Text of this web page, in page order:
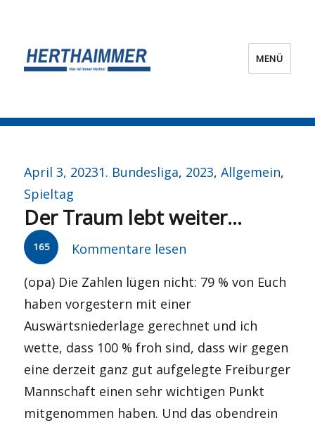
MENÜ
Veröffentlicht
am
April 3, 2023Kategorien
1. Bundesliga, 2023,Allgemein,
Spieltag
Der Traum lebt weiter…
165
Kommentare lesen
(opa) Die Zahlen lügen nicht: 79 % von Euch
haben vorgestern mit einer
Auswärtsniederlage gerechnet und ich
wette, dass 100 % froh sind, dass wir gegen
eine derzeit ganz gut aufgelegte Freiburger
Mannschaft einen sehr wichtigen Punkt
mitgenommen haben. Und das obendrein